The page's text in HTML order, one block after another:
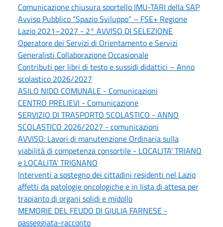
Comunicazione chiusura sportello IMU-TARI della SAP
Avviso Pubblico “Spazio Sviluppo” – FSE+ Regione
Lazio 2021–2027 - 2° AVVISO DI SELEZIONE
Operatore dei Servizi di Orientamento e Servizi
Generalisti Collaborazione Occasionale
Contributi per libri di testo e sussidi didattici – Anno
scolastico 2026/2027
ASILO NIDO COMUNALE - Comunicazioni
CENTRO PRELIEVI - Comunicazione
SERVIZIO DI TRASPORTO SCOLASTICO - ANNO
SCOLASTICO 2026/2027 - comunicazioni
AVVISO: Lavori di manutenzione Ordinaria sulla
viabilità di competenza consortile - LOCALITA' TRIANO
e LOCALITA' TRIGNANO
Interventi a sostegno dei cittadini residenti nel Lazio
affetti da patologie oncologiche e in lista di attesa per
trapianto di organi solidi e midollo
MEMORIE DEL FEUDO DI GIULIA FARNESE -
passeggiata-racconto